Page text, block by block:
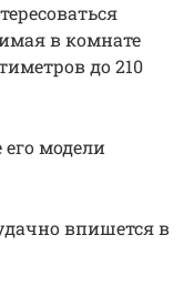
в комнате
до 210
модели
впишется в